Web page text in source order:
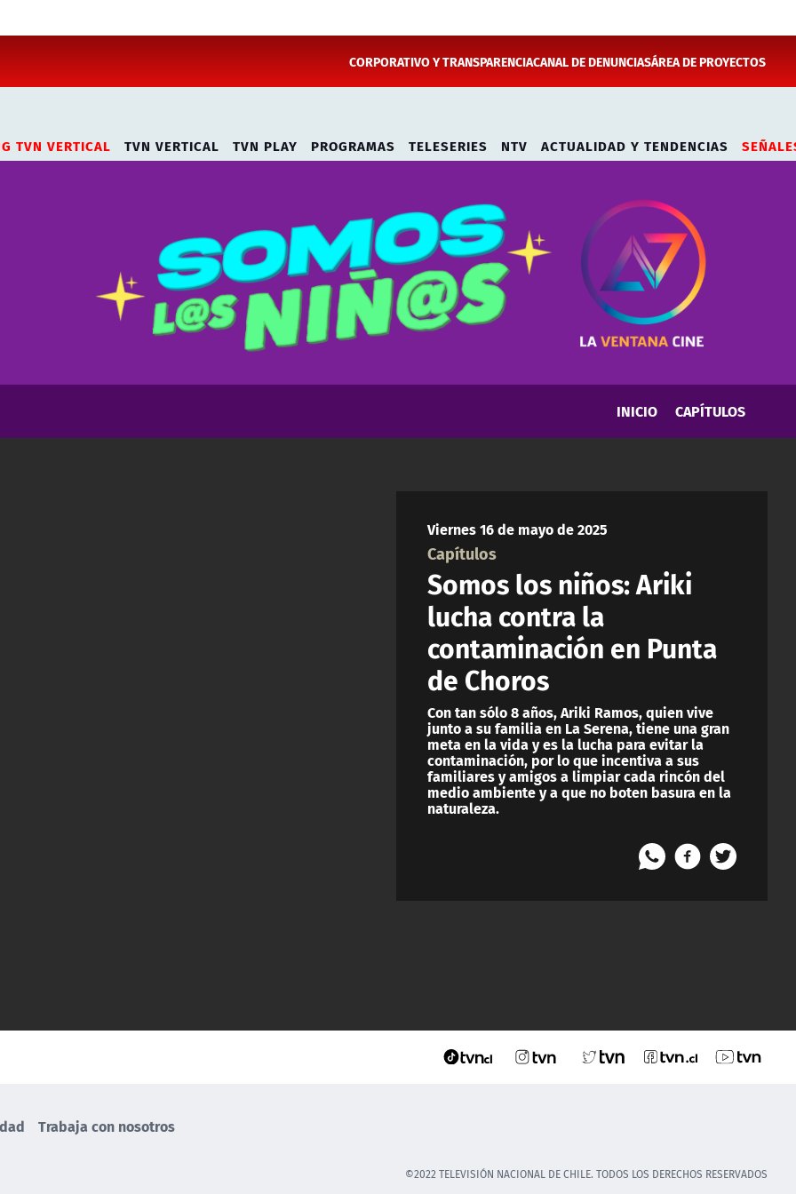
CORPORATIVO Y TRANSPARENCIACANAL DE DENUNCIASÁREA DE PROYECTOS
TVN VERTICAL TVN VERTICAL TVN PLAY PROGRAMAS TELESERIES NTV ACTUALIDAD Y TENDENCIAS
INICIO CAPÍTULOS
Viernes 16 de mayo de 2025
Capítulos
Somos los niños: Ariki
lucha contra la
contaminación en Punta
de Choros
Con tan sólo 8 años, Ariki Ramos, quien vive
junto a su familia en La Serena, tiene una gran
meta en la vida y es la lucha para evitar la
contaminación, por lo que incentiva a sus
familiares y amigos a limpiar cada rincón del
medio ambiente y a que no boten basura en la
naturaleza.
Trabaja con nosotros
©2022 TELEVISIÓN NACIONAL DE CHILE. TODOS LOS DERECHOS RESERVADOS